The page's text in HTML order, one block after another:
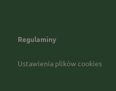
Regulaminy
Ustawienia plików cookies